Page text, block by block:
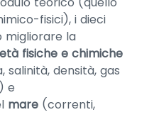
fisici), i dieci
migliorare la
fisiche e chimiche
densità, gas
e
mare (correnti,